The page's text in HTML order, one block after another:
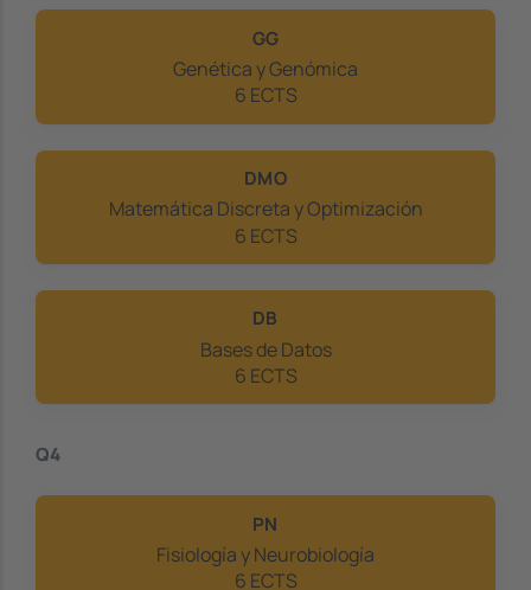
GG
Genética y Genómica
6 ECTS
DMO
Matemática Discreta y Optimización
6 ECTS
DB
Bases de Datos
6 ECTS
Q4
PN
Fisiología y Neurobiología
6 ECTS